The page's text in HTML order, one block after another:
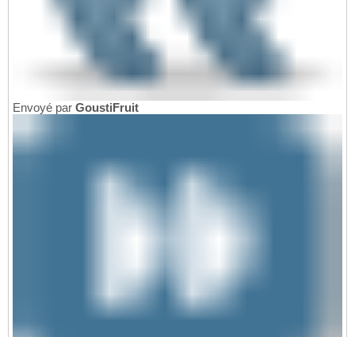
Envoyé par GoustiFruit